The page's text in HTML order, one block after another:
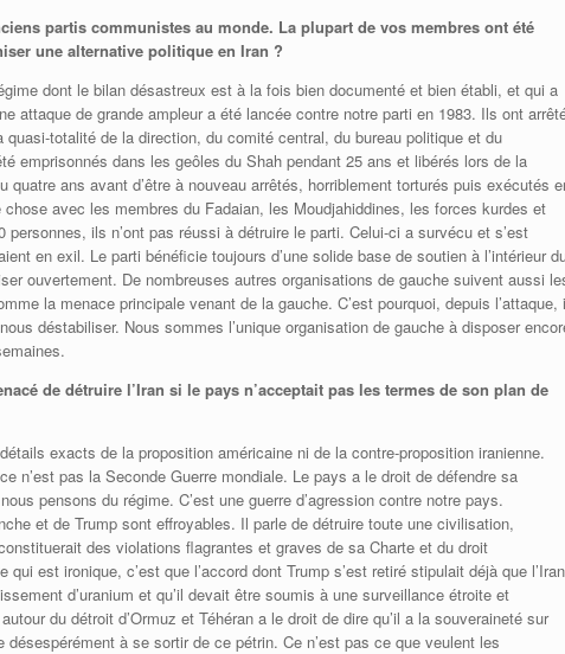
partis communistes au monde. La plupart de vos membres ont été
une alternative politique en Iran ?
dont le bilan désastreux est à la fois bien documenté et bien établi, et qui a
attaque de grande ampleur a été lancée contre notre parti en 1983. Ils ont
totalité de la direction, du comité central, du bureau politique et du
emprisonnés dans les geôles du Shah pendant 25 ans et libérés lors de la
quatre ans avant d’être à nouveau arrêtés, horriblement torturés puis exécutés
avec les membres du Fadaian, les Moudjahiddines, les forces kurdes et
personnes, ils n’ont pas réussi à détruire le parti. Celui-ci a survécu et s’est
en exil. Le parti bénéficie toujours d’une solide base de soutien à l’intérieur
ouvertement. De nombreuses autres organisations de gauche suivent aussi
la menace principale venant de la gauche. C’est pourquoi, depuis l’attaque,
déstabiliser. Nous sommes l’unique organisation de gauche à disposer
de détruire l’Iran si le pays n’acceptait pas les termes de son plan de
exacts de la proposition américaine ni de la contre-proposition iranienne.
n’est pas la Seconde Guerre mondiale. Le pays a le droit de défendre sa
pensons du régime. C’est une guerre d’agression contre notre pays.
et de Trump sont effroyables. Il parle de détruire toute une civilisation,
des violations flagrantes et graves de sa Charte et du droit
est ironique, c’est que l’accord dont Trump s’est retiré stipulait déjà que l’Iran
d’uranium et qu’il devait être soumis à une surveillance étroite et
du détroit d’Ormuz et Téhéran a le droit de dire qu’il a la souveraineté sur
à se sortir de ce pétrin. Ce n’est pas ce que veulent les